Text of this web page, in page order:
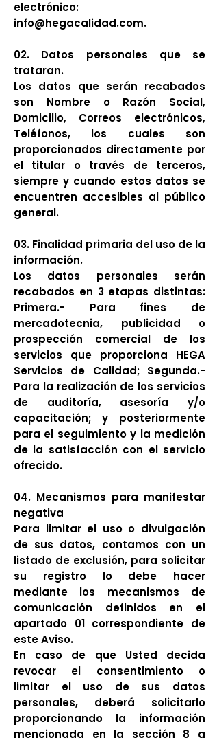
electrónico:
info@hegacalidad.com.​
02. Datos personales que se
trataran.
Los datos que serán recabados
son Nombre o Razón Social,
Domicilio, Correos electrónicos,
Teléfonos, los cuales son
proporcionados directamente por
el titular o través de terceros,
siempre y cuando estos datos se
encuentren accesibles al público
general.
03. Finalidad primaria del uso de la
información.
Los datos personales serán
recabados en 3 etapas distintas:
Primera.- Para fines de
mercadotecnia, publicidad o
prospección comercial de los
servicios que proporciona HEGA
Servicios de Calidad; Segunda.-
Para la realización de los servicios
de auditoría, asesoría y/o
capacitación; y posteriormente
para el seguimiento y la medición
de la satisfacción con el servicio
ofrecido.
04. Mecanismos para manifestar
negativa
Para limitar el uso o divulgación
de sus datos, contamos con un
listado de exclusión, para solicitar
su registro lo debe hacer
mediante los mecanismos de
comunicación definidos en el
apartado 01 correspondiente de
este Aviso.
En caso de que Usted decida
revocar el consentimiento o
limitar el uso de sus datos
personales, deberá solicitarlo
proporcionando la información
mencionada en la sección 8 a